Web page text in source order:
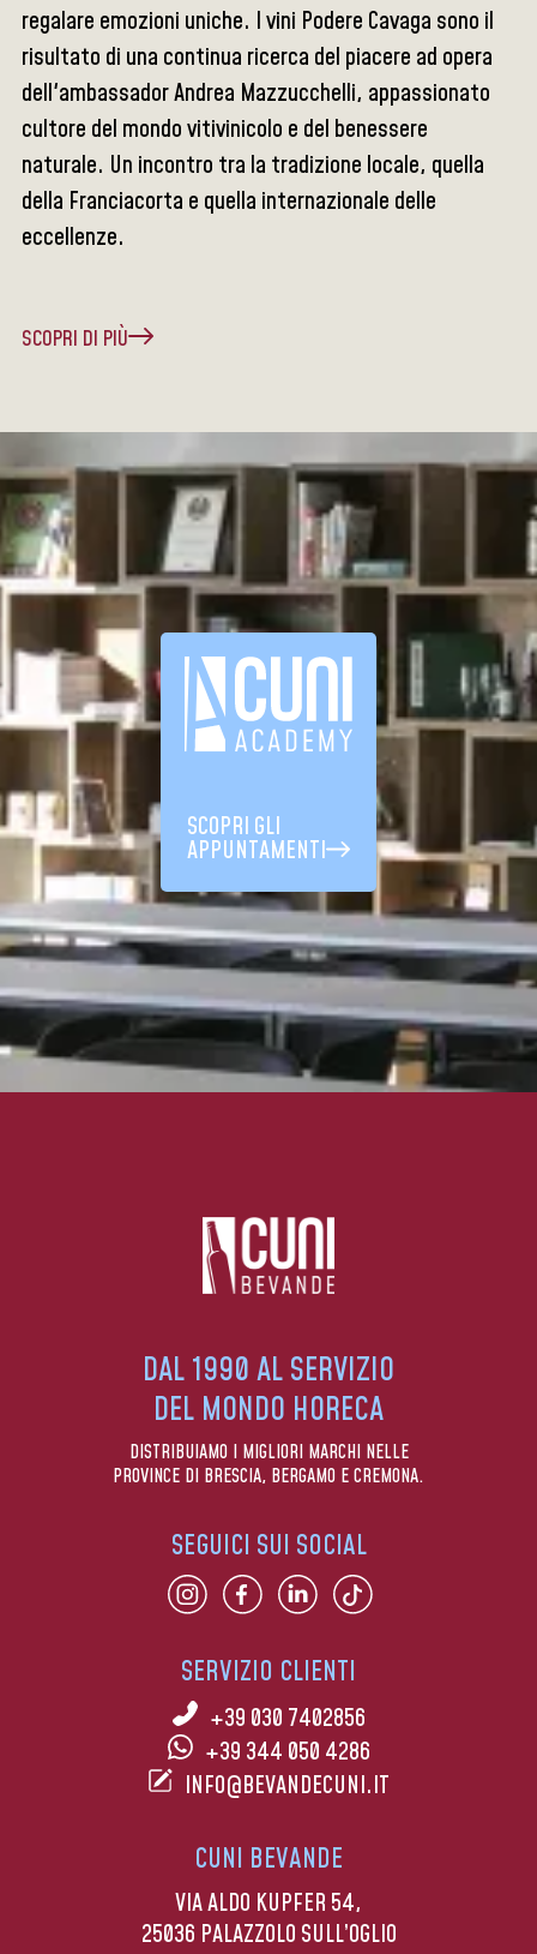
regalare emozioni uniche. I vini Podere Cavaga sono il
risultato di una continua ricerca del piacere ad opera
dell'ambassador Andrea Mazzucchelli, appassionato
cultore del mondo vitivinicolo e del benessere
naturale. Un incontro tra la tradizione locale, quella
della Franciacorta e quella internazionale delle
eccellenze.
SCOPRI DI PIÙ
SCOPRI GLI
APPUNTAMENTI
DAL 1990 AL SERVIZIO
DEL MONDO HORECA
DISTRIBUIAMO I MIGLIORI MARCHI NELLE
PROVINCE DI BRESCIA, BERGAMO E CREMONA.
SERVIZIO CLIENTI
+39 030 7402856
+39 344 050 4286
INFO@BEVANDECUNI.IT
CUNI BEVANDE
VIA ALDO KUPFER 54,
25036 PALAZZOLO SULL’OGLIO
SEGUICI SUI SOCIAL